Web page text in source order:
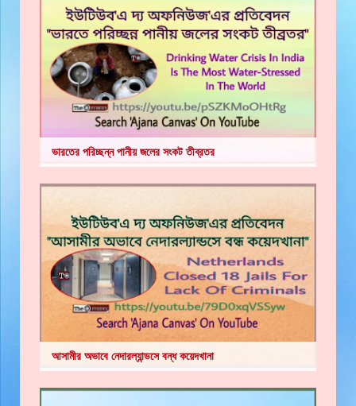
ভারতের পরিচ্ছন্ন পানীয় জলের সংকট তীব্রতর
আসামীর অভাবে নেদারল্যান্ডসে বন্ধ কয়েদখানা